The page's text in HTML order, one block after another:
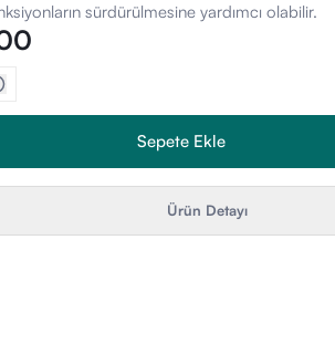
sürdürülmesine yardımcı olabilir.
Sepete Ekle
Ürün Detayı